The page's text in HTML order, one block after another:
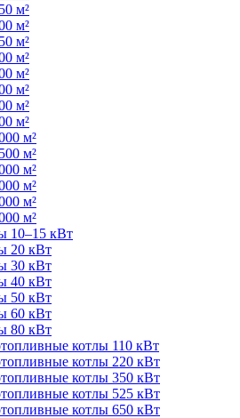
м²
м²
м²
м²
м²
м²
м²
м²
м²
м²
м²
м²
м²
м²
10–15 кВт
20 кВт
30 кВт
40 кВт
50 кВт
60 кВт
80 кВт
котлы 110 кВт
котлы 220 кВт
котлы 350 кВт
котлы 525 кВт
котлы 650 кВт